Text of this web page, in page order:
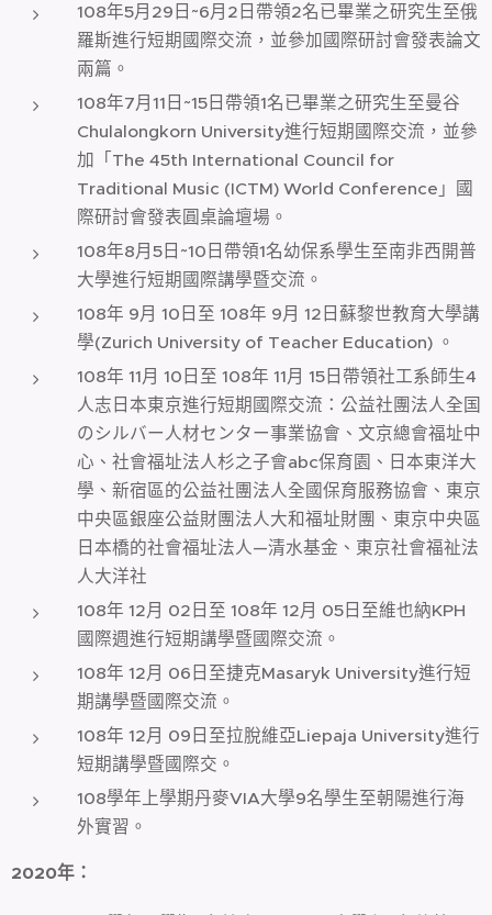
108年5月29日~6月2日帶領2名已畢業之研究生至俄
羅斯進行短期國際交流，並參加國際研討會發表論文
兩篇。
108年7月11日~15日帶領1名已畢業之研究生至曼谷
Chulalongkorn University進行短期國際交流，並參
加「The 45th International Council for
Traditional Music (ICTM) World Conference」國
際研討會發表圓桌論壇場。
108年8月5日~10日帶領1名幼保系學生至南非西開普
大學進行短期國際講學暨交流。
108年 9月 10日至 108年 9月 12日蘇黎世教育大學講
學(Zurich University of Teacher Education) 。
108年 11月 10日至 108年 11月 15日帶領社工系師生4
人志日本東京進行短期國際交流：公益社團法人全国
のシルバー人材センター事業協會、文京總會福址中
心、社會福址法人杉之子會abc保育園、日本東洋大
學、新宿區的公益社團法人全國保育服務協會、東京
中央區銀座公益財團法人大和福址財團、東京中央區
日本橋的社會福址法人—清水基金、東京社會福祉法
人大洋社
108年 12月 02日至 108年 12月 05日至維也納KPH
國際週進行短期講學暨國際交流。
108年 12月 06日至捷克Masaryk University進行短
期講學暨國際交流。
108年 12月 09日至拉脫維亞Liepaja University進行
短期講學暨國際交。
108學年上學期丹麥VIA大學9名學生至朝陽進行海
外實習。
2020年：